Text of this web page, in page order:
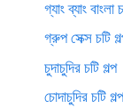
গ্যাং ব্যাং বাংলা
গ্রুপ সেক্স চটি
চুদাচুদির চটি গল্প
চোদাচুদির চটি গল্প